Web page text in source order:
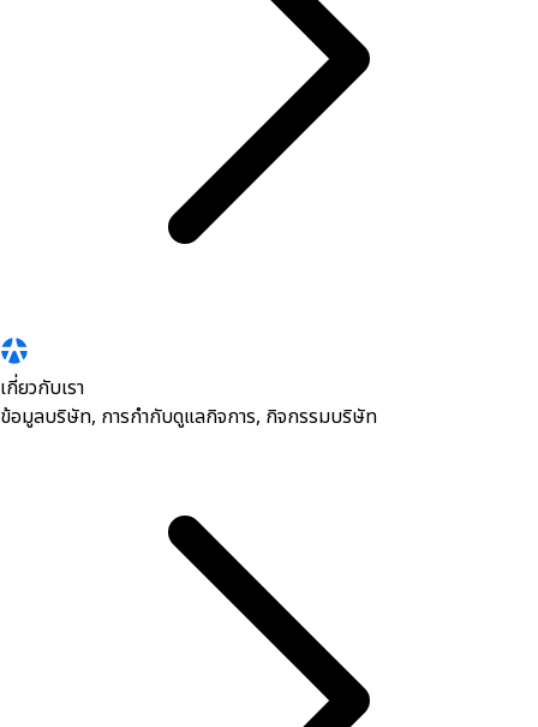
เกี่ยวกับเรา
ข้อมูลบริษัท, การกำกับดูแลกิจการ, กิจกรรมบริษัท